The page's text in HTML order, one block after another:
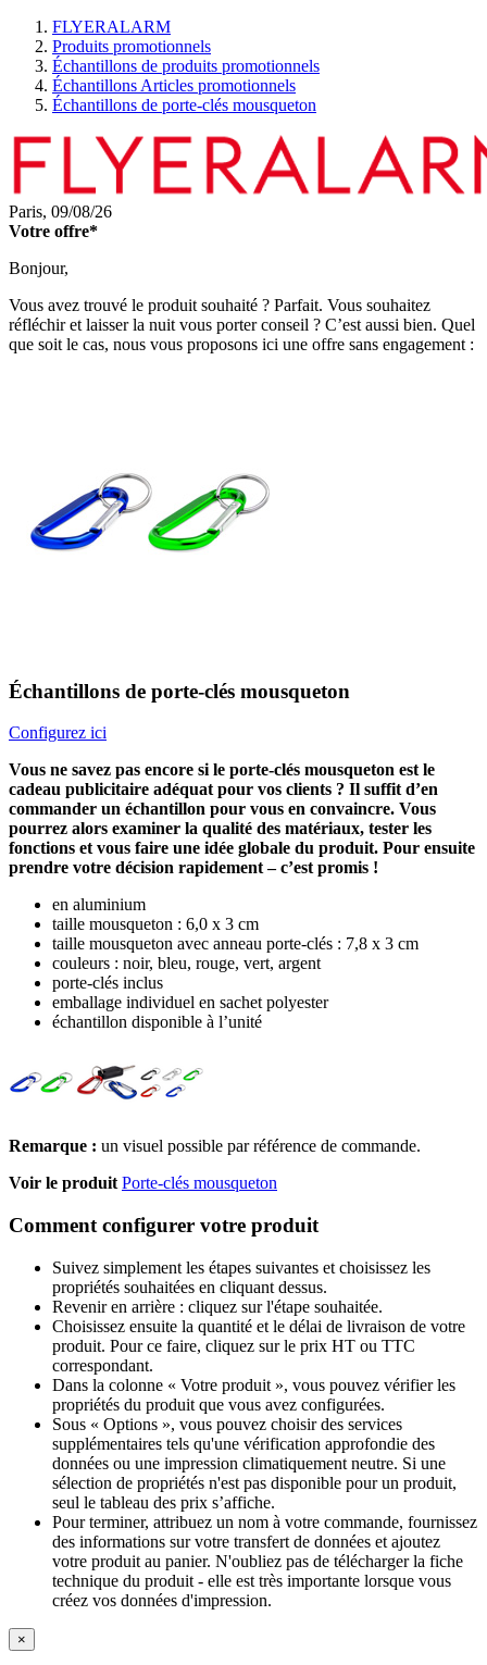
FLYERALARM
Produits promotionnels
Échantillons de produits promotionnels
Échantillons Articles promotionnels
Échantillons de porte-clés mousqueton
Paris, 09/08/26
Votre offre*
Bonjour,
Vous avez trouvé le produit souhaité ? Parfait. Vous souhaitez
réfléchir et laisser la nuit vous porter conseil ? C’est aussi bien. Quel
que soit le cas, nous vous proposons ici une offre sans engagement :
Échantillons de porte-clés mousqueton
Configurez ici
Vous ne savez pas encore si le porte-clés mousqueton est le
cadeau publicitaire adéquat pour vos clients ? Il suffit d’en
commander un échantillon pour vous en convaincre. Vous
pourrez alors examiner la qualité des matériaux, tester les
fonctions et vous faire une idée globale du produit. Pour ensuite
prendre votre décision rapidement – c’est promis !
en aluminium
taille mousqueton : 6,0 x 3 cm
taille mousqueton avec anneau porte-clés : 7,8 x 3 cm
couleurs : noir, bleu, rouge, vert, argent
porte-clés inclus
emballage individuel en sachet polyester
échantillon disponible à l’unité
Remarque : un visuel possible par référence de commande.
Voir le produit Porte-clés mousqueton
Comment configurer votre produit
Suivez simplement les étapes suivantes et choisissez les
propriétés souhaitées en cliquant dessus.
Revenir en arrière : cliquez sur l'étape souhaitée.
Choisissez ensuite la quantité et le délai de livraison de votre
produit. Pour ce faire, cliquez sur le prix HT ou TTC
correspondant.
Dans la colonne « Votre produit », vous pouvez vérifier les
propriétés du produit que vous avez configurées.
Sous « Options », vous pouvez choisir des services
supplémentaires tels qu'une vérification approfondie des
données ou une impression climatiquement neutre. Si une
sélection de propriétés n'est pas disponible pour un produit,
seul le tableau des prix s’affiche.
Pour terminer, attribuez un nom à votre commande, fournissez
des informations sur votre transfert de données et ajoutez
votre produit au panier. N'oubliez pas de télécharger la fiche
technique du produit - elle est très importante lorsque vous
créez vos données d'impression.
×